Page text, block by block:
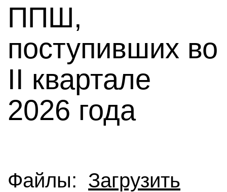
ППШ,
поступивших во
II квартале
2026 года
Файлы: Загрузить